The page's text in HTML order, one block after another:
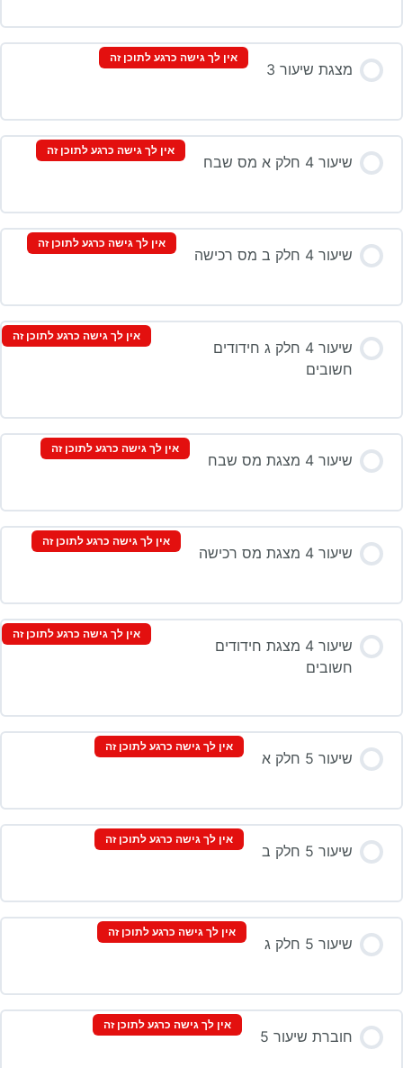
מצגת שיעור 3
אין לך גישה כרגע לתוכן זה
שיעור 4 חלק א מס שבח
אין לך גישה כרגע לתוכן זה
שיעור 4 חלק ב מס רכישה
אין לך גישה כרגע לתוכן זה
שיעור 4 חלק ג חידודים
חשובים
אין לך גישה כרגע לתוכן זה
שיעור 4 מצגת מס שבח
אין לך גישה כרגע לתוכן זה
שיעור 4 מצגת מס רכישה
אין לך גישה כרגע לתוכן זה
שיעור 4 מצגת חידודים
חשובים
אין לך גישה כרגע לתוכן זה
שיעור 5 חלק א
אין לך גישה כרגע לתוכן זה
שיעור 5 חלק ב
אין לך גישה כרגע לתוכן זה
שיעור 5 חלק ג
אין לך גישה כרגע לתוכן זה
חוברת שיעור 5
אין לך גישה כרגע לתוכן זה